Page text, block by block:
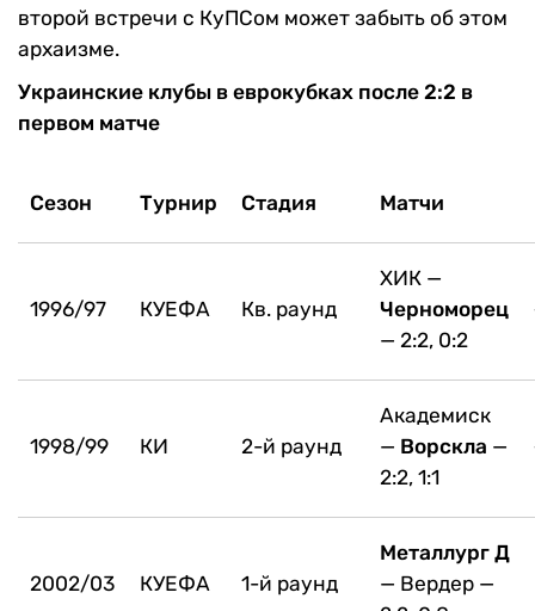
второй встречи с КуПСом может забыть об этом
архаизме.
Украинские клубы в еврокубках после 2:2 в
первом матче
Сезон Турнир Стадия Матчи
1996/97 КУЕФА Кв. раунд
ХИК —
Черноморец
— 2:2, 0:2
1998/99 КИ 2-й раунд
Академиск
— Ворскла —
2:2, 1:1
2002/03 КУЕФА 1-й раунд
Металлург Д
— Вердер —